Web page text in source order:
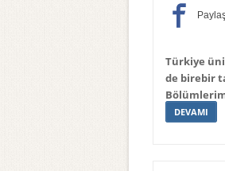
Türkiye
de birebir
DEVAMI